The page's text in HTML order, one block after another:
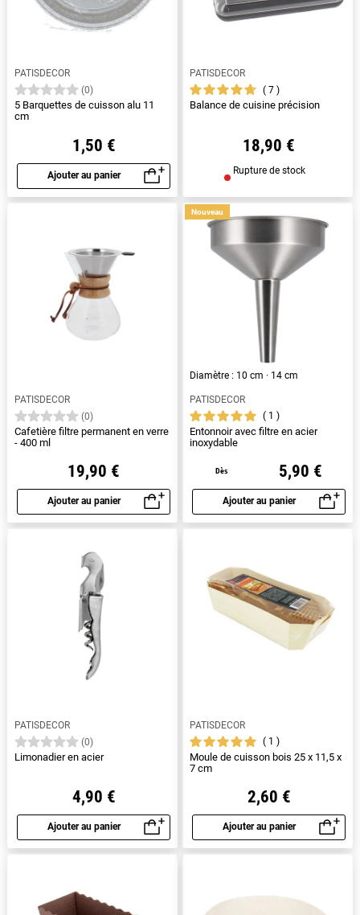
PATISDECOR
(0)
5 Barquettes de cuisson alu 11
cm
1,50 €
Ajouter au panier
Aperçu rapide
PATISDECOR
7
Balance de cuisine précision
18,90 €
Rupture de stock
PATISDECOR
(0)
Cafetière filtre permanent en verre
- 400 ml
19,90 €
Ajouter au panier
Aperçu rapide
Diamètre : 10 cm · 14 cm
PATISDECOR
1
Entonnoir avec filtre en acier
inoxydable
Dès 5,90 €
Ajouter au panier
Aperçu rapide
Nouveau
PATISDECOR
(0)
Limonadier en acier
4,90 €
Ajouter au panier
Aperçu rapide
PATISDECOR
1
Moule de cuisson bois 25 x 11,5 x
7 cm
2,60 €
Ajouter au panier
Aperçu rapide